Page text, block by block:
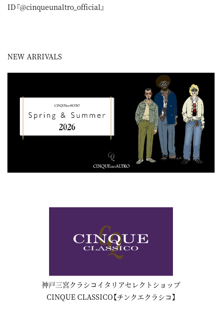
ID『@cinqueunaltro_official』
NEW ARRIVALS
神戸三宮クラシコイタリアセレクトショップ
CINQUE CLASSICO【チンクエクラシコ】